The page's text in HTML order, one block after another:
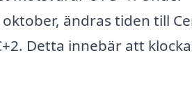
ändras tiden till
Detta innebär att